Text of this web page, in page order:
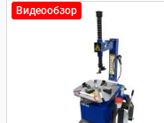
Видеообзор